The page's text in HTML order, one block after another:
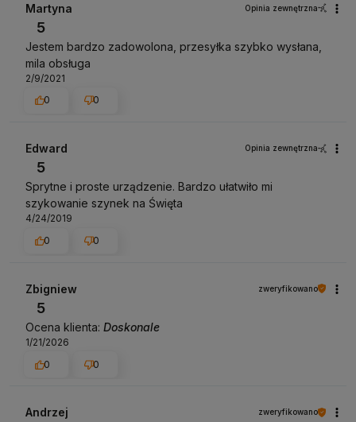
Martyna Opinia zewnętrzna
5
Jestem bardzo zadowolona, przesyłka szybko wysłana,
mila obsługa
2/9/2021
0
0
Edward Opinia zewnętrzna
5
Sprytne i proste urządzenie. Bardzo ułatwiło mi
szykowanie szynek na Święta
4/24/2019
0
0
Zbigniew zweryfikowano
5
Ocena klienta: Doskonale
1/21/2026
0
0
Andrzej zweryfikowano